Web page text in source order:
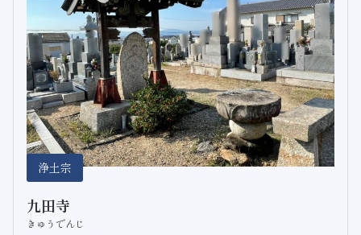
浄土宗
九田寺
きゅうでんじ